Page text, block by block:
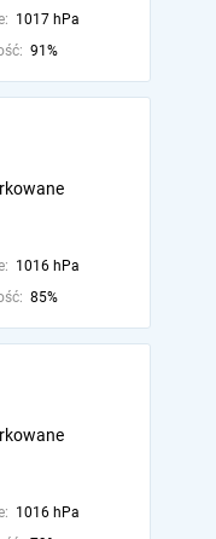
1017 hPa
91%
1016 hPa
85%
1016 hPa